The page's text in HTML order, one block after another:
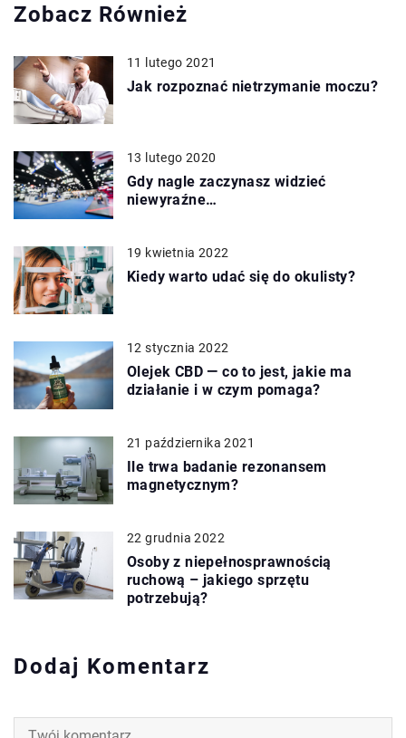
Zobacz Również
11 lutego 2021
Jak rozpoznać nietrzymanie moczu?
13 lutego 2020
Gdy nagle zaczynasz widzieć
niewyraźne…
19 kwietnia 2022
Kiedy warto udać się do okulisty?
12 stycznia 2022
Olejek CBD — co to jest, jakie ma
działanie i w czym pomaga?
21 października 2021
Ile trwa badanie rezonansem
magnetycznym?
22 grudnia 2022
Osoby z niepełnosprawnością
ruchową – jakiego sprzętu
potrzebują?
Dodaj Komentarz